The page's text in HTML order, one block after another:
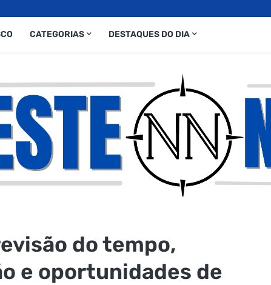
CATEGORIAS DESTAQUES DO DIA
do tempo,
e oportunidades de